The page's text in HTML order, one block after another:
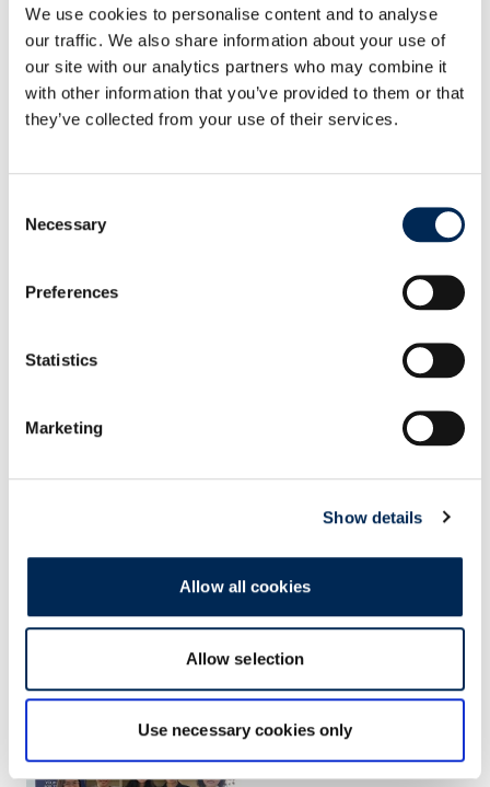
We use cookies to personalise content and to analyse
our traffic. We also share information about your use of
our site with our analytics partners who may combine it
with other information that you’ve provided to them or that
they’ve collected from your use of their services.
Selection
Necessary
Preferences
Statistics
Marketing
Show details
Allow all cookies
Allow selection
Use necessary cookies only
programu zorganizowano wspólny lunch i
przekazano darowiznę na rzeczFoundation for
Children with Disabilities.
Te inicjatywy w 2025 roku potwierdzają
zaangażowanie cargo-partner wspołeczną
rozwój. Wykorzystując globalną sieć i
doświadczenie, firma wciąż tworzy realne zmiany w
społecznościach, które wspiera.